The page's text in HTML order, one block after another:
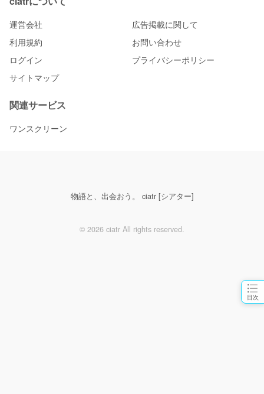
目次
運営会社
広告掲載に関して
利用規約
お問い合わせ
ログイン
プライバシーポリシー
サイトマップ
関連サービス
ワンスクリーン
物語と、出会おう。 ciatr [シアター]
© 2026 ciatr All rights reserved.